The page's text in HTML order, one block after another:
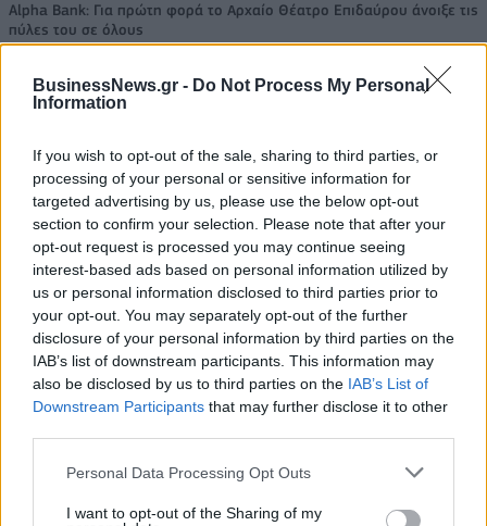
BusinessNews.gr - Do Not Process My Personal
Information
If you wish to opt-out of the sale, sharing to third parties, or
processing of your personal or sensitive information for
targeted advertising by us, please use the below opt-out
section to confirm your selection. Please note that after your
opt-out request is processed you may continue seeing
interest-based ads based on personal information utilized by
us or personal information disclosed to third parties prior to
your opt-out. You may separately opt-out of the further
disclosure of your personal information by third parties on the
IAB’s list of downstream participants. This information may
also be disclosed by us to third parties on the IAB’s List of
Downstream Participants that may further disclose it to other
Personal Data Processing Opt Outs
I want to opt-out of the Sharing of my
Alpha Bank: Για πρώτη φορά το Αρχαίο Θέατρο Επιδαύρου άνοιξε τις
πύλες του σε όλους
ΠΕΡΙΣΣΌΤΕΡΑ ΣΕ ΑΥΤΉ ΤΗΝ ΚΑΤΗΓΟΡΊΑ
ΗΠΑ: Ο Τραμπ ενέκρινε την
είσοδο του Μαυροβουνίου
στο ΝΑΤΟ
11/04/2017 - 03:00
Αίγυπτος: Σε κατάσταση
έκτακτης ανάγκης
11/04/2017 - 03:00